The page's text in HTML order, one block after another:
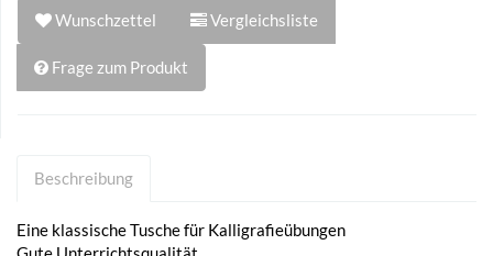
Wunschzettel Vergleichsliste
Frage zum Produkt
Beschreibung
Eine klassische Tusche für Kalligrafieübungen